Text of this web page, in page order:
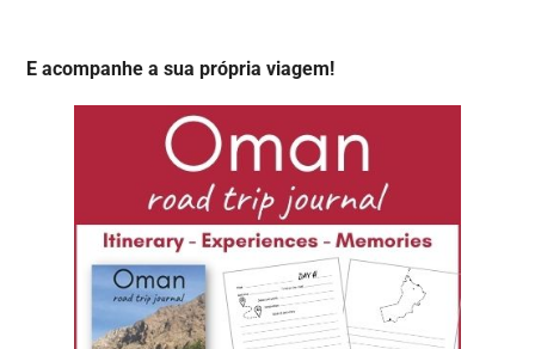
E acompanhe a sua própria viagem!